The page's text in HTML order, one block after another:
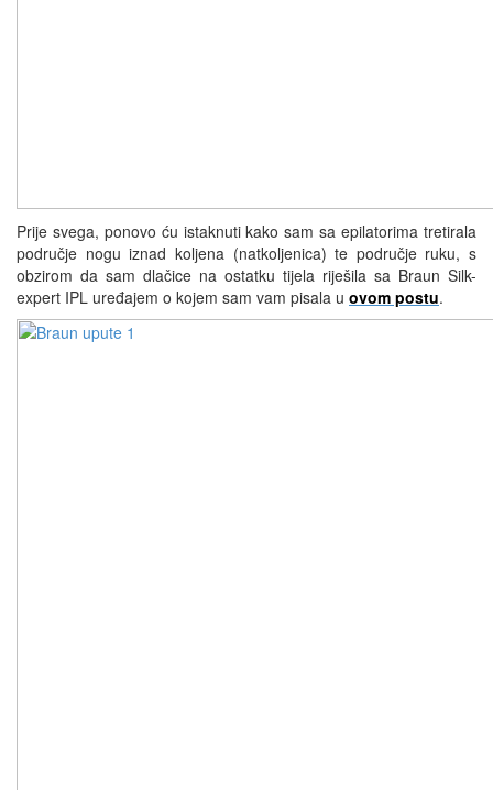
Prije svega, ponovo ću istaknuti kako sam sa epilatorima tretirala
područje nogu iznad koljena (natkoljenica) te područje ruku, s
obzirom da sam dlačice na ostatku tijela riješila sa Braun Silk-
expert IPL uređajem o kojem sam vam pisala u ovom postu.